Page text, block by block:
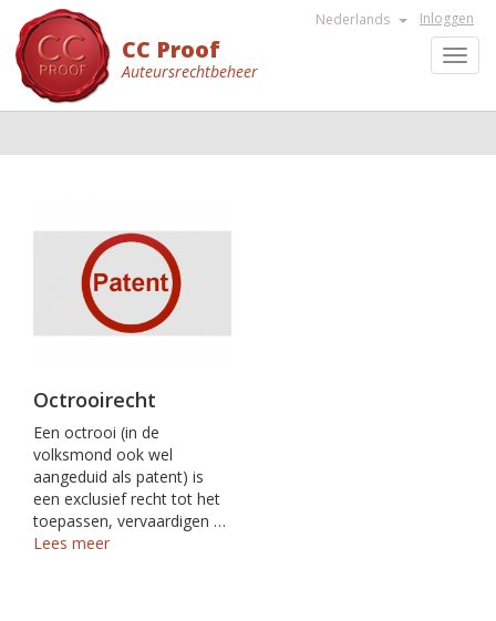
Inloggen
Nederlands
CC Proof
Auteursrechtbeheer
Octrooirecht
Een octrooi (in de
volksmond ook wel
aangeduid als patent) is
een exclusief recht tot het
toepassen, vervaardigen …
Lees meer